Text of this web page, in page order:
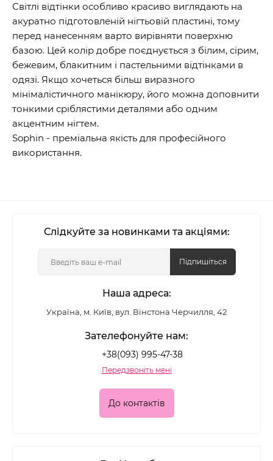
Світлі відтінки особливо красиво виглядають на
акуратно підготовленій нігтьовій пластині, тому
перед нанесенням варто вирівняти поверхню
базою. Цей колір добре поєднується з білим, сірим,
бежевим, блакитним і пастельними відтінками в
одязі. Якщо хочеться більш виразного
мінімалістичного манікюру, його можна доповнити
тонкими сріблястими деталями або одним
акцентним нігтем.
Sophin - преміальна якість для професійного
використання.
Слідкуйте за новинками та акціями:
Підпишіться
Наша адреса:
Україна, м. Київ, вул. Вінстона Черчилля, 42
Зателефонуйте нам:
+38(093) 995-47-38
Передзвоніть мені
До контактів